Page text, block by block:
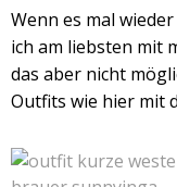
Wenn es mal
ich am liebsten mit
das aber nicht
Outfits wie hier mit